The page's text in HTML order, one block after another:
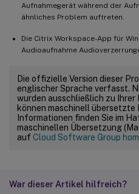
Aufnahmegerät während der
ähnliches Problem auftreten.
Die Citrix Workspace-App für
Audioaufnahme
Die offizielle Version dieser
englischer Sprache verfasst.
wurden ausschließlich zu
können maschinell übersetzte
Informationen finden Sie im
maschinellen Übersetzung
auf Cloud Software Group
War dieser Artikel hilfreich?